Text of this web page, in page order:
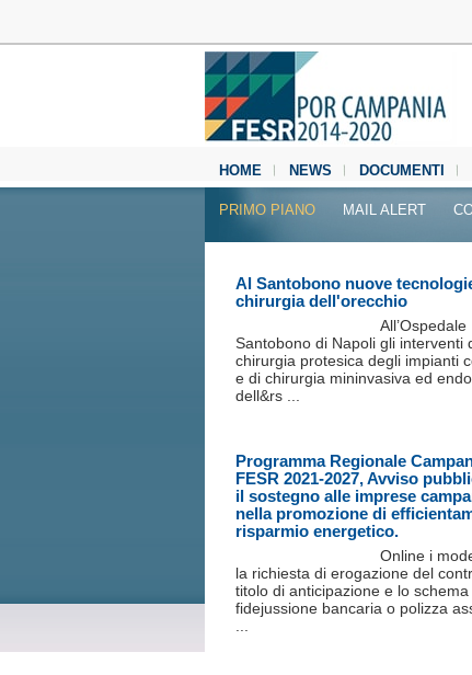
HOME NEWS DOCUMENTI
MEDIA CENTER
PRIMO PIANO MAIL ALERT
Al Santobono nuove
chirurgia dell'orecchio
All’Ospedale
Santobono di Napoli gli interventi
chirurgia protesica degli impianti
e di chirurgia mininvasiva ed
dell&rs ...
Programma Regionale
FESR 2021-2027, Avviso
il sostegno alle imprese
nella promozione di
risparmio energetico.
Online i
la richiesta di erogazione del
titolo di anticipazione e lo schema
fidejussione bancaria o polizza